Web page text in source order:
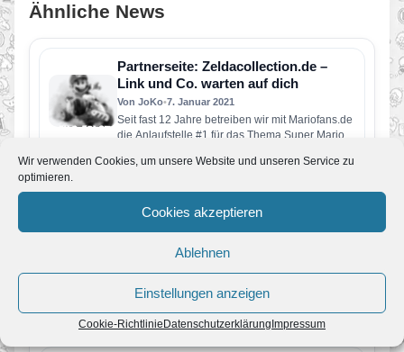
Wir verwenden Cookies, um unsere Website und unseren Service zu
optimieren.
Cookies akzeptieren
Ablehnen
Einstellungen anzeigen
Cookie-Richtlinie Datenschutzerklärung Impressum
Ähnliche News
Partnerseite: Zeldacollection.de –
Link und Co. warten auf dich
Von JoKo•7. Januar 2021
Seit fast 12 Jahre betreiben wir mit Mariofans.de
die Anlaufstelle #1 für das Thema Super Mario.
Pressemitteilung NMag #65 – Und es
hat „spritz“ gemacht
Von JoKo 6. Oktober 2016
Sommer-Urlaub zurück. Um sich…
Partner: NMag #63 – Weltenrettung
Von JoKo•28. März 2016
Der Frühling ist da und damit endlich auch die
neue NMag-Ausgabe! Diesmal hat sich die
NMag-Redaktion nach Hyrule…